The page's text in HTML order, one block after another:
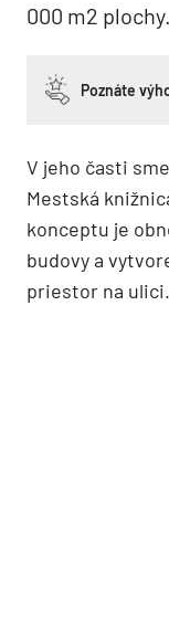
000 m2 plochy.
Poznáte
V jeho časti
Mestská
konceptu je
budovy a
priestor na ulici.